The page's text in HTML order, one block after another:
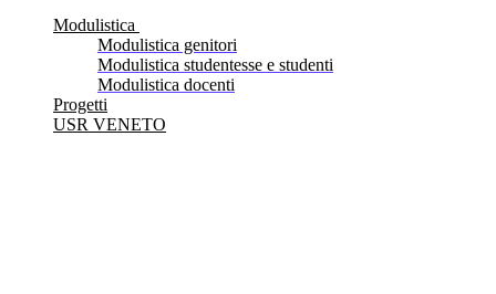
Modulistica
Modulistica genitori
Modulistica studentesse e studenti
Modulistica docenti
Progetti
USR VENETO